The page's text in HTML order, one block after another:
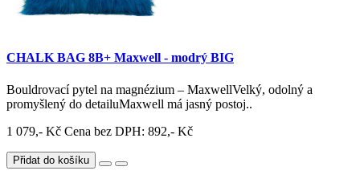
CHALK BAG 8B+ Maxwell - modrý BIG
Bouldrovací pytel na magnézium – MaxwellVelký, odolný a
promyšlený do detailuMaxwell má jasný postoj..
1 079,- Kč Cena bez DPH: 892,- Kč
Přidat do košíku